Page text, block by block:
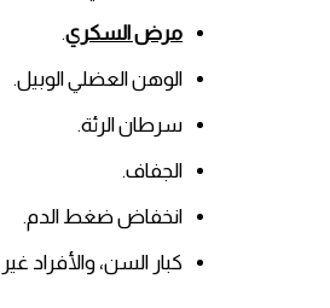
مرض السكري.
الوهن العضلي الوبيل.
سرطان الرئة.
الجفاف.
انخفاض ضغط الدم.
كبار السن، والأفراد